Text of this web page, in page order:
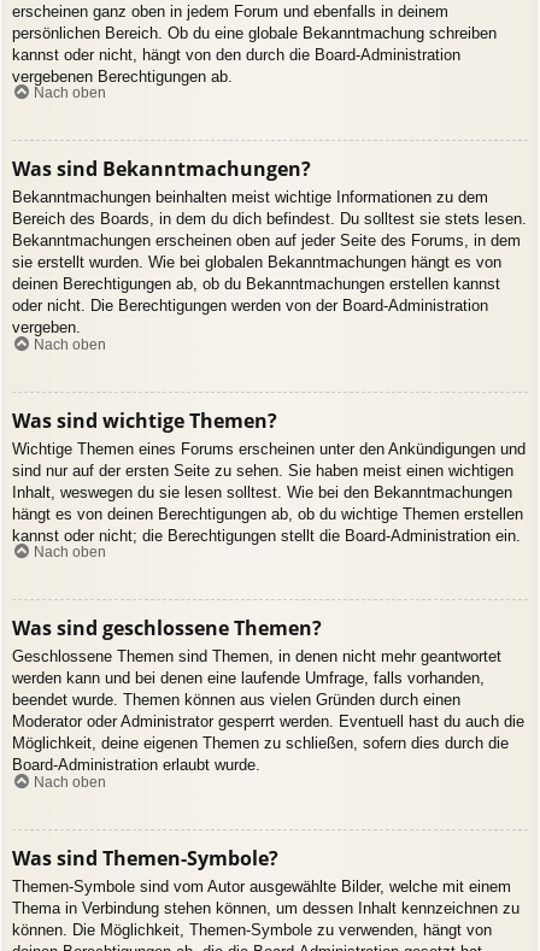
erscheinen ganz oben in jedem Forum und ebenfalls in deinem
persönlichen Bereich. Ob du eine globale Bekanntmachung schreiben
kannst oder nicht, hängt von den durch die Board-Administration
vergebenen Berechtigungen ab.
Nach oben
Was sind Bekanntmachungen?
Bekanntmachungen beinhalten meist wichtige Informationen zu dem
Bereich des Boards, in dem du dich befindest. Du solltest sie stets lesen.
Bekanntmachungen erscheinen oben auf jeder Seite des Forums, in dem
sie erstellt wurden. Wie bei globalen Bekanntmachungen hängt es von
deinen Berechtigungen ab, ob du Bekanntmachungen erstellen kannst
oder nicht. Die Berechtigungen werden von der Board-Administration
vergeben.
Nach oben
Was sind wichtige Themen?
Wichtige Themen eines Forums erscheinen unter den Ankündigungen und
sind nur auf der ersten Seite zu sehen. Sie haben meist einen wichtigen
Inhalt, weswegen du sie lesen solltest. Wie bei den Bekanntmachungen
hängt es von deinen Berechtigungen ab, ob du wichtige Themen erstellen
kannst oder nicht; die Berechtigungen stellt die Board-Administration ein.
Nach oben
Was sind geschlossene Themen?
Geschlossene Themen sind Themen, in denen nicht mehr geantwortet
werden kann und bei denen eine laufende Umfrage, falls vorhanden,
beendet wurde. Themen können aus vielen Gründen durch einen
Moderator oder Administrator gesperrt werden. Eventuell hast du auch die
Möglichkeit, deine eigenen Themen zu schließen, sofern dies durch die
Board-Administration erlaubt wurde.
Nach oben
Was sind Themen-Symbole?
Themen-Symbole sind vom Autor ausgewählte Bilder, welche mit einem
Thema in Verbindung stehen können, um dessen Inhalt kennzeichnen zu
können. Die Möglichkeit, Themen-Symbole zu verwenden, hängt von